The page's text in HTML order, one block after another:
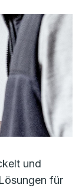
und
für